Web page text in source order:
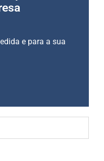
e para a sua